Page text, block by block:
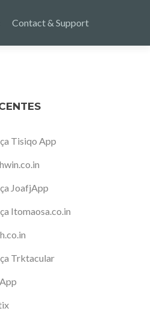
Contact & Support
Tisiqo App
JoafjApp
Itomaosa.co.in
Trktacular